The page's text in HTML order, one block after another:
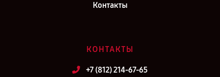
Контакты
КОНТАКТЫ
+7 (812) 214-67-65